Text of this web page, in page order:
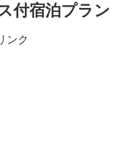
付宿泊プラン
ンク